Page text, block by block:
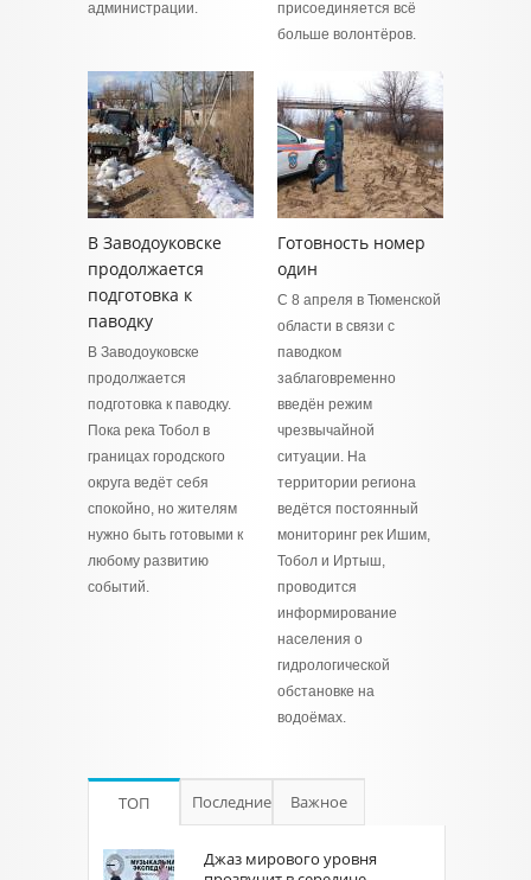
администрации.
присоединяется всё
больше волонтёров.
В Заводоуковске
продолжается
подготовка к
паводку
В Заводоуковске
продолжается
подготовка к паводку.
Пока река Тобол в
границах городского
округа ведёт себя
спокойно, но жителям
нужно быть готовыми к
любому развитию
событий.
Готовность номер
один
С 8 апреля в Тюменской
области в связи с
паводком
заблаговременно
введён режим
чрезвычайной
ситуации. На
территории региона
ведётся постоянный
мониторинг рек Ишим,
Тобол и Иртыш,
проводится
информирование
населения о
гидрологической
обстановке на
водоёмах.
ТОП Последние Важное
Джаз мирового уровня